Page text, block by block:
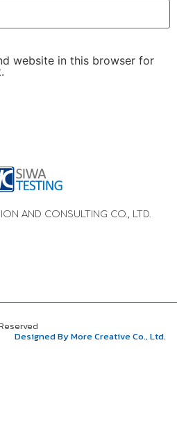
website in this browser for
AND CONSULTING CO., LTD.
Designed By More Creative Co., Ltd.